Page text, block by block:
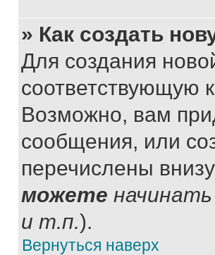
» Как создать
Для создания
соответствующую
Возможно, вам
сообщения, или
перечислены
можете
и т.п.).
Вернуться наверх